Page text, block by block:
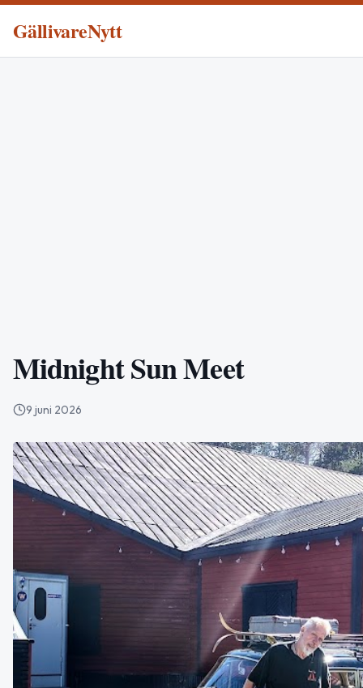
GällivareNytt
Midnight Sun Meet
9 juni 2026